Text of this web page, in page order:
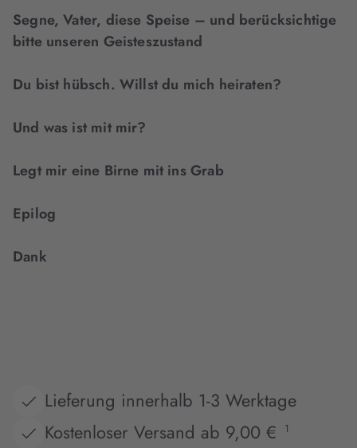
Segne, Vater, diese Speise – und berücksichtige
bitte unseren Geisteszustand
Du bist hübsch. Willst du mich heiraten?
Und was ist mit mir?
Legt mir eine Birne mit ins Grab
Epilog
Dank
Lieferung innerhalb 1-3 Werktage
Kostenloser Versand ab 9,00 €
1